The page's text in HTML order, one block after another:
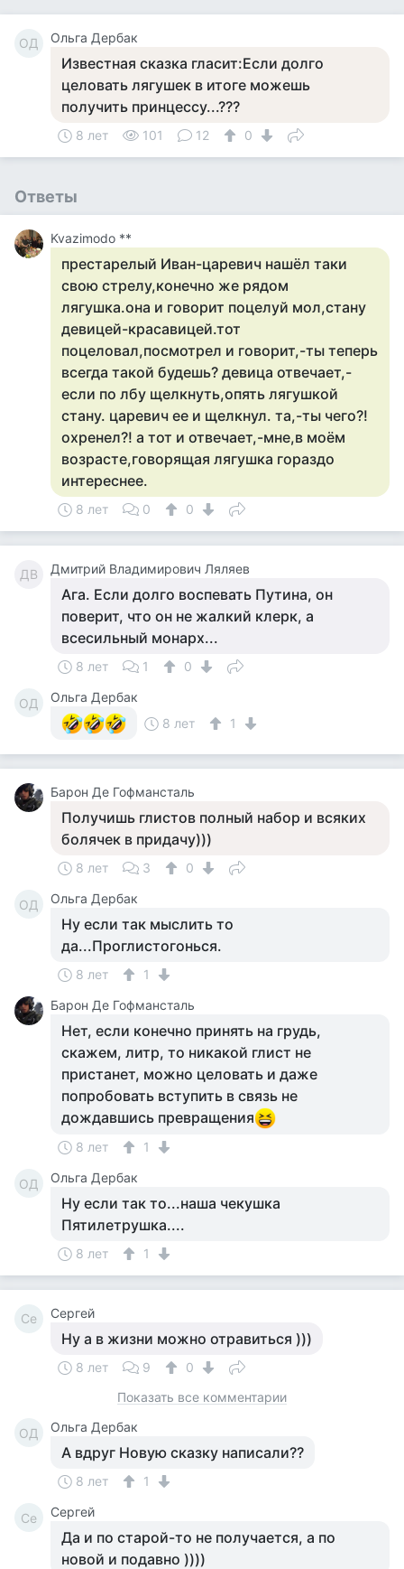
ОД Ольга Дербак
Известная сказка гласит:Если долго
целовать лягушек в итоге можешь
получить принцессу...???
8 лет 101 12 0
Ответы
Kvazimodo **
престарелый Иван-царевич нашёл таки
свою стрелу,конечно же рядом
лягушка.она и говорит поцелуй мол,стану
девицей-красавицей.тот
поцеловал,посмотрел и говорит,-ты теперь
всегда такой будешь? девица отвечает,-
если по лбу щелкнуть,опять лягушкой
стану. царевич ее и щелкнул. та,-ты чего?!
охренел?! а тот и отвечает,-мне,в моём
возрасте,говорящая лягушка гораздо
интереснее.
8 лет 0 0
ДВ Дмитрий Владимирович Ляляев
Ага. Если долго воспевать Путина, он
поверит, что он не жалкий клерк, а
всесильный монарх...
8 лет 1 0
ОД
Ольга Дербак
8 лет
1
Барон Де Гофмансталь
Получишь глистов полный набор и всяких
болячек в придачу)))
8 лет 3 0
ОД Ольга Дербак
Ну если так мыслить то
да...Проглистогонься.
8 лет
1
Барон Де Гофмансталь
Нет, если конечно принять на грудь,
скажем, литр, то никакой глист не
пристанет, можно целовать и даже
попробовать вступить в связь не
дождавшись превращения
8 лет 1
ОД Ольга Дербак
Ну если так то...наша чекушка
Пятилетрушка....
8 лет 1
Се Сергей
Ну а в жизни можно отравиться )))
8 лет 9
0
Показать все комментарии
ОД Ольга Дербак
А вдруг Новую сказку написали??
8 лет 1
Се Сергей
Да и по старой-то не получается, а по
новой и подавно ))))